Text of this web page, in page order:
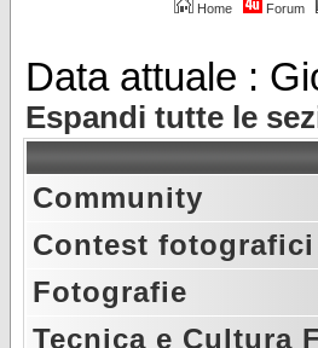
Home Forum
Data attuale :
Espandi tutte le
Community
Contest fotografici
Fotografie
Tecnica e Cultura